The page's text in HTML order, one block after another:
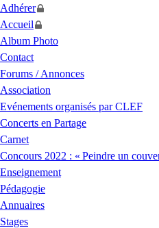
Adhérer
Accueil
Album Photo
Contact
Forums / Annonces
Association
Evénements organisés parCLEF
Concerts en Partage
Carnet
Concours 2022 : « Peindre un
Enseignement
Pédagogie
Annuaires
Stages